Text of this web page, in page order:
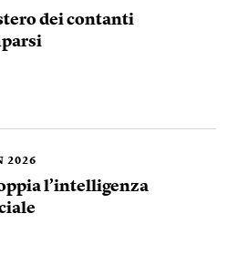
dei contanti
2026
l’intelligenza